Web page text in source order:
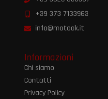
+39 373 7133963
info@motook.it
Informazioni
Chi siamo
Contatti
Privacy Policy